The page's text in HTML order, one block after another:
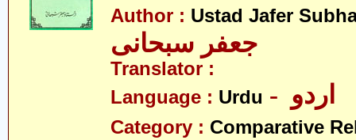
Author : Ustad Jafer
جعفر سبحانی
Translator :
Language : Urdu
Category : Comparative